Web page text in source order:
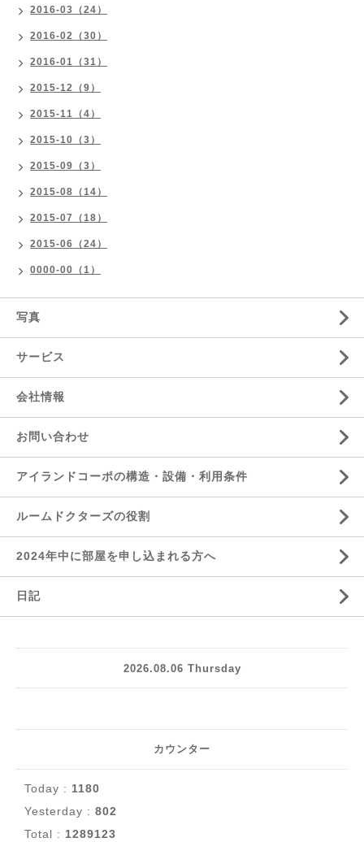
2016-03（24）
2016-02（30）
2016-01（31）
2015-12（9）
2015-11（4）
2015-10（3）
2015-09（3）
2015-08（14）
2015-07（18）
2015-06（24）
0000-00（1）
写真
サービス
会社情報
お問い合わせ
アイランドコーポの構造・設備・利用条件
ルームドクターズの役割
2024年中に部屋を申し込まれる方へ
日記
2026.08.06 Thursday
カウンター
Today : 1180
Yesterday : 802
Total : 1289123